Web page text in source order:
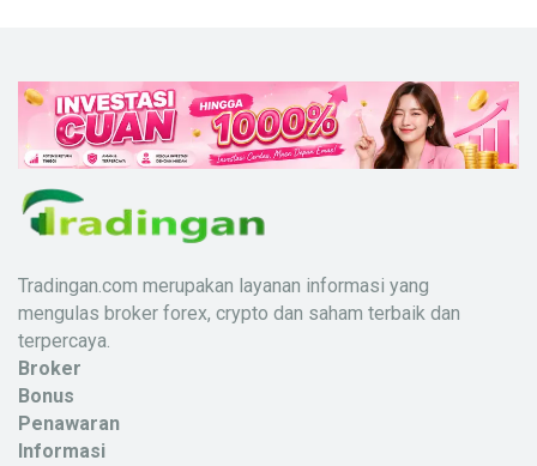
Tradingan.com merupakan layanan informasi yang
mengulas broker forex, crypto dan saham terbaik dan
terpercaya.
Broker
Bonus
Penawaran
Informasi